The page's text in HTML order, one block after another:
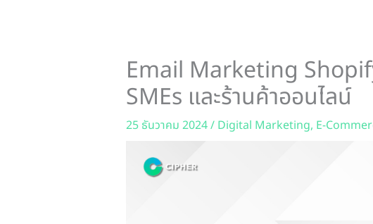
Email Marketing
SMEs และร้านค้าออนไลน์
25 ธันวาคม 2024/ Digital Marketing, E-